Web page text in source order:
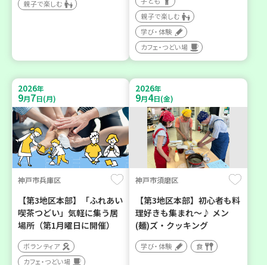
親子で楽しむ
親子で楽しむ
学び・体験
カフェ・つどい場
2026年
9月7日(月)
神戸市兵庫区
【第3地区本部】「ふれあい
喫茶つどい」気軽に集う居
場所（第1月曜日に開催）
ボランティア
カフェ・つどい場
2026年
9月4日(金)
神戸市須磨区
【第3地区本部】初心者も料
理好きも集まれ～♪ メン
(麺)ズ・クッキング
学び・体験 食